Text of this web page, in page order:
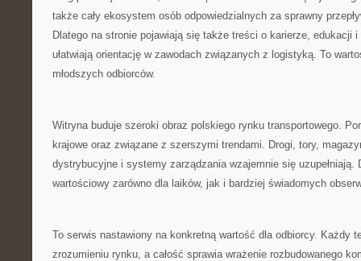
także cały ekosystem osób odpowiedzialnych za sprawny
Dlatego na stronie pojawiają się także treści o karierze, edukacji
ułatwiają orientację w zawodach związanych z logistyką. To
młodszych odbiorców.
Witryna buduje szeroki obraz polskiego rynku transportowego.
krajowe oraz związane z szerszymi trendami. Drogi, tory,
dystrybucyjne i systemy zarządzania wzajemnie się uzupełniają.
wartościowy zarówno dla laików, jak i bardziej świadomych
To serwis nastawiony na konkretną wartość dla odbiorcy. Każdy
zrozumieniu rynku, a całość sprawia wrażenie rozbudowanego